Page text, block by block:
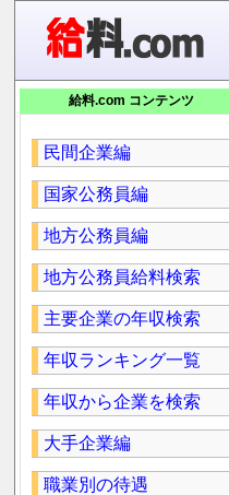
給料.com コンテンツ
民間企業編
国家公務員編
地方公務員編
地方公務員給料検索
主要企業の年収検索
年収ランキング一覧
年収から企業を検索
大手企業編
職業別の待遇